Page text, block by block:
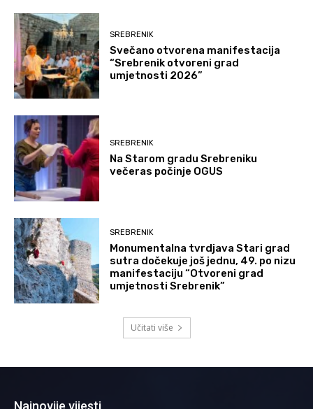
SREBRENIK
Svečano otvorena manifestacija
“Srebrenik otvoreni grad
umjetnosti 2026”
SREBRENIK
Na Starom gradu Srebreniku
večeras počinje OGUS
SREBRENIK
Monumentalna tvrdjava Stari grad
sutra dočekuje još jednu, 49. po nizu
manifestaciju “Otvoreni grad
umjetnosti Srebrenik”
Učitati više
Najnovije vijesti